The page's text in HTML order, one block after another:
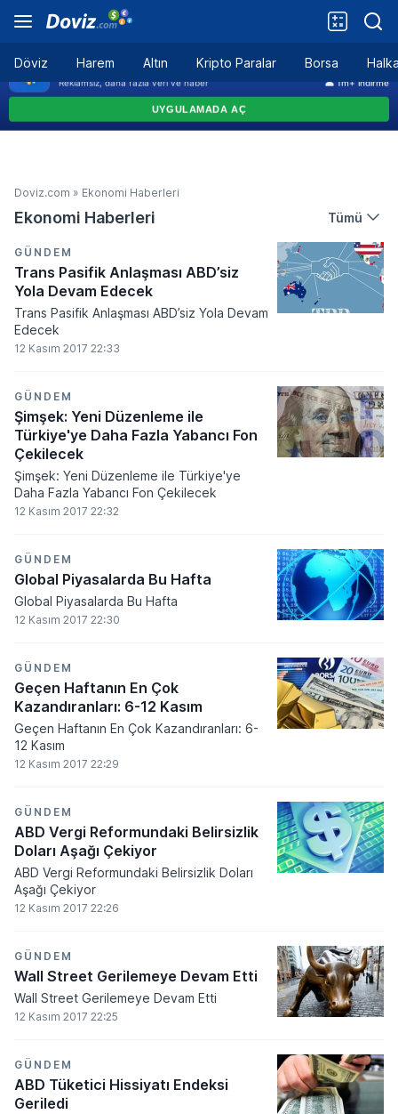
Döviz Harem Altın Kripto Paralar Borsa
Doviz.com » Ekonomi Haberleri
Ekonomi Haberleri Tümü
GÜNDEM
Trans Pasifik Anlaşması ABD’siz
Yola Devam Edecek
Trans Pasifik Anlaşması ABD’siz Yola Devam
Edecek
12 Kasım 2017 22:33
GÜNDEM
Şimşek: Yeni Düzenleme ile
Türkiye'ye Daha Fazla Yabancı Fon
Çekilecek
Şimşek: Yeni Düzenleme ile Türkiye'ye
Daha Fazla Yabancı Fon Çekilecek
12 Kasım 2017 22:32
GÜNDEM
Global Piyasalarda Bu Hafta
Global Piyasalarda Bu Hafta
12 Kasım 2017 22:30
GÜNDEM
Geçen Haftanın En Çok
Kazandıranları: 6-12 Kasım
Geçen Haftanın En Çok Kazandıranları: 6-
12 Kasım
12 Kasım 2017 22:29
GÜNDEM
ABD Vergi Reformundaki Belirsizlik
Doları Aşağı Çekiyor
ABD Vergi Reformundaki Belirsizlik Doları
Aşağı Çekiyor
12 Kasım 2017 22:26
GÜNDEM
Wall Street Gerilemeye Devam Etti
Wall Street Gerilemeye Devam Etti
12 Kasım 2017 22:25
GÜNDEM
ABD Tüketici Hissiyatı Endeksi
Geriledi